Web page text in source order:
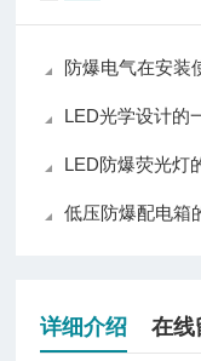
防爆电气在安装
LED光学设计的一些
LED防爆荧光灯
低压防爆配电箱
详细介绍 在线